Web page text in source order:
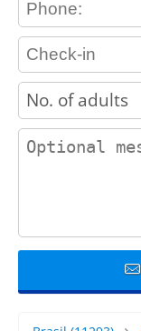
adults
contact_message